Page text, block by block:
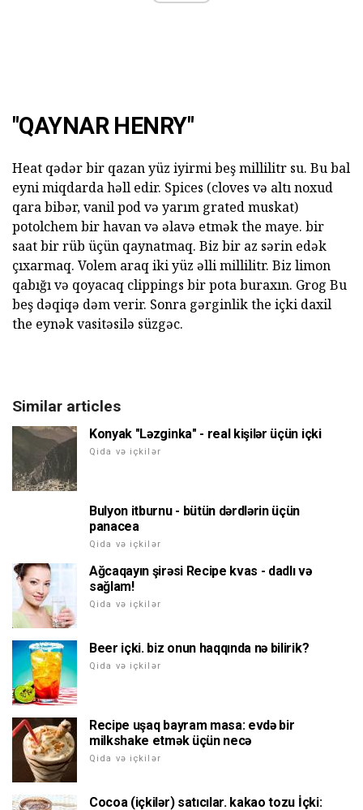
"QAYNAR HENRY"
Heat qədər bir qazan yüz iyirmi beş millilitr su. Bu bal
eyni miqdarda həll edir. Spices (cloves və altı noxud
qara bibər, vanil pod və yarım grated muskat)
potolchem bir havan və əlavə etmək the maye. bir
saat bir rüb üçün qaynatmaq. Biz bir az sərin edək
çıxarmaq. Volem araq iki yüz əlli millilitr. Biz limon
qabığı və qoyacaq clippings bir pota buraxın. Grog Bu
beş dəqiqə dəm verir. Sonra gərginlik the içki daxil
the eynək vasitəsilə süzgəc.
Similar articles
Konyak "Ləzginka" - real kişilər üçün içki
Qida və içkilər
Bulyon itburnu - bütün dərdlərin üçün
panacea
Qida və içkilər
Ağcaqayın şirəsi Recipe kvas - dadlı və
sağlam!
Qida və içkilər
Beer içki. biz onun haqqında nə bilirik?
Qida və içkilər
Recipe uşaq bayram masa: evdə bir
milkshake etmək üçün necə
Qida və içkilər
Cocoa (içkilər) satıcılar. kakao tozu İçki: